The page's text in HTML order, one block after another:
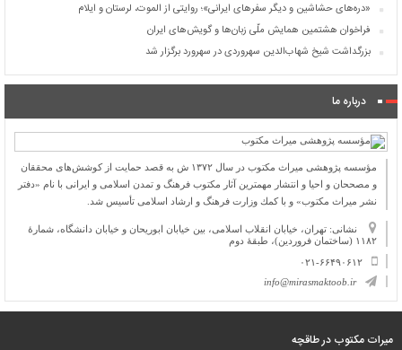
«دره‌های حشاشین و دیگر سفرهای ایرانی»؛ روایتی از الموت، لرستان و ایلام
فراخوان هشتمین همایش ملّی زبان‌ها و گویش‌های ایران
بزرگداشت شیخ شهاب‌الدین سهروردی در سهرورد برگزار شد
درباره ما
مؤسسه پژوهشی میراث مكتوب در سال ۱۳۷۲ ش به قصد حمایت از كوشش‌های محققان
و مصححان و احیا و انتشار مهمترین آثار مكتوب فرهنگ و تمدن اسلامی و ایرانی با نام «دفتر
نشر میراث مكتوب» و با كمك وزارت فرهنگ و ارشاد اسلامی تأسیس شد.
نشانی: تهران، خیابان انقلاب اسلامی، بین خیابان ابوریحان و خیابان دانشگاه، شمارۀ
۱۱۸۲ (ساختمان فروردین)، طبقۀ دوم
۰۲۱-۶۶۴۹۰۶۱۲
info@mirasmaktoob.ir
میرات مکتوب در طاقچه